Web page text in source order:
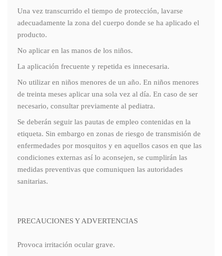
Una vez transcurrido el tiempo de protección, lavarse
adecuadamente la zona del cuerpo donde se ha aplicado el
producto.
No aplicar en las manos de los niños.
La aplicación frecuente y repetida es innecesaria.
No utilizar en niños menores de un año. En niños menores
de treinta meses aplicar una sola vez al día. En caso de ser
necesario, consultar previamente al pediatra.
Se deberán seguir las pautas de empleo contenidas en la
etiqueta. Sin embargo en zonas de riesgo de transmisión de
enfermedades por mosquitos y en aquellos casos en que las
condiciones externas así lo aconsejen, se cumplirán las
medidas preventivas que comuniquen las autoridades
sanitarias.
PRECAUCIONES Y ADVERTENCIAS
Provoca irritación ocular grave.